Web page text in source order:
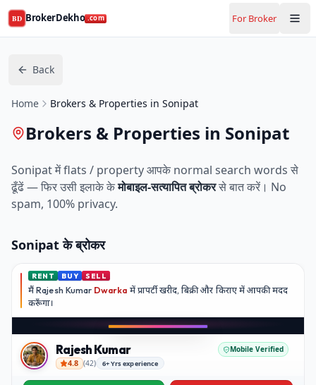
BD BrokerDekho .com For Broker
Back
Home Brokers & Properties in Sonipat
Brokers & Properties in Sonipat
Sonipatमें flats / property आपके normal search words से
ढूँढें — फिर उसी इलाके केमोबाइल-सत्यापित ब्रोकरसे बात करें। No
spam, 100% privacy.
Sonipatके ब्रोकर
RENT BUY SELL
मैंRajesh Kumar Dwarka में प्रापर्टी खरीद, बिक्री और किराए में आपकी मदद
करूँगा।
Rajesh Kumar
Rajesh Kumar Mobile Verified
4.8 (42) 6+ Yrs experience